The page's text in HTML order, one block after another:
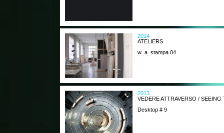
2014
ATELIERS
w_a_stampa 04
2013
VEDERE ATTRAVERSO /
Desktop # 9